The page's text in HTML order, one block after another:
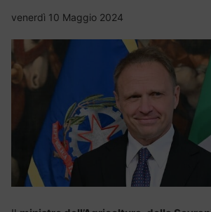
venerdì 10 Maggio 2024